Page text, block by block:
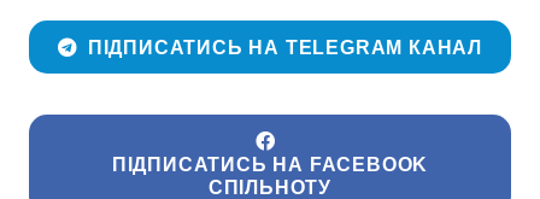
ПІДПИСАТИСЬ НА TELEGRAM КАНАЛ
ПІДПИСАТИСЬ НА FACEBOOK
СПІЛЬНОТУ